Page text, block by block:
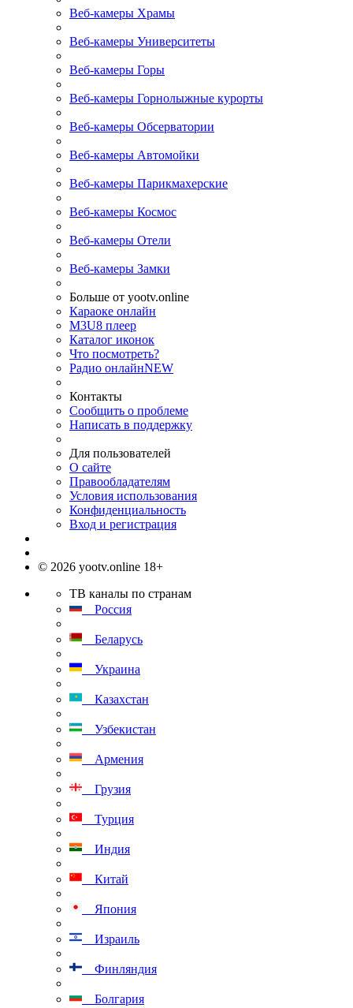
Веб-камеры Храмы
Веб-камеры Университеты
Веб-камеры Горы
Веб-камеры Горнолыжные курорты
Веб-камеры Обсерватории
Веб-камеры Автомойки
Веб-камеры Парикмахерские
Веб-камеры Космос
Веб-камеры Отели
Веб-камеры Замки
Больше от yootv.online
Караоке онлайн
M3U8 плеер
Каталог иконок
Что посмотреть?
Радио онлайнNEW
Контакты
Сообщить о проблеме
Написать в поддержку
Для пользователей
О сайте
Правообладателям
Условия использования
Конфиденциальность
Вход и регистрация
© 2026 yootv.online 18+
ТВ каналы по странам
Россия
Беларусь
Украина
Казахстан
Узбекистан
Армения
Грузия
Турция
Индия
Китай
Япония
Израиль
Финляндия
Болгария